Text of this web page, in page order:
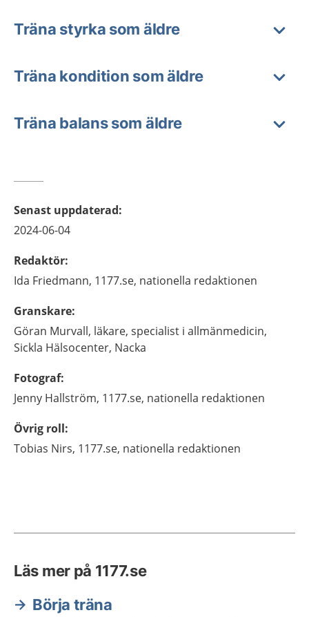
Träna styrka som äldre
Träna kondition som äldre
Träna balans som äldre
Senast uppdaterad:
2024-06-04
Redaktör:
Ida Friedmann, 1177.se, nationella redaktionen
Granskare:
Göran Murvall, läkare, specialist i allmänmedicin,
Sickla Hälsocenter, Nacka
Fotograf:
Jenny Hallström, 1177.se, nationella redaktionen
Övrig roll:
Tobias Nirs, 1177.se, nationella redaktionen
Läs mer på 1177.se
Börja träna